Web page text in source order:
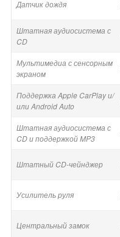
Датчик дождя
Штатная аудиосистема с
CD
Мультимедиа с сенсорным
экраном
Поддержка Apple CarPlay и/
или Android Auto
Штатная аудиосистема с
CD и поддержкой MP3
Штатный CD-чейнджер
Усилитель руля
Центральный замок